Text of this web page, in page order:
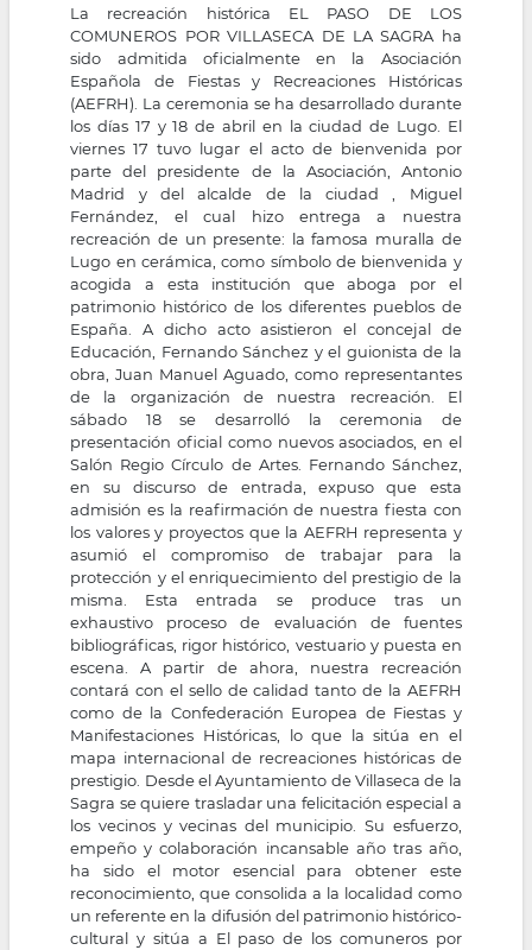
La recreación histórica EL PASO DE LOS
COMUNEROS POR VILLASECA DE LA SAGRA ha
sido admitida oficialmente en la Asociación
Española de Fiestas y Recreaciones Históricas
(AEFRH). La ceremonia se ha desarrollado durante
los días 17 y 18 de abril en la ciudad de Lugo. El
viernes 17 tuvo lugar el acto de bienvenida por
parte del presidente de la Asociación, Antonio
Madrid y del alcalde de la ciudad , Miguel
Fernández, el cual hizo entrega a nuestra
recreación de un presente: la famosa muralla de
Lugo en cerámica, como símbolo de bienvenida y
acogida a esta institución que aboga por el
patrimonio histórico de los diferentes pueblos de
España. A dicho acto asistieron el concejal de
Educación, Fernando Sánchez y el guionista de la
obra, Juan Manuel Aguado, como representantes
de la organización de nuestra recreación. El
sábado 18 se desarrolló la ceremonia de
presentación oficial como nuevos asociados, en el
Salón Regio Círculo de Artes. Fernando Sánchez,
en su discurso de entrada, expuso que esta
admisión es la reafirmación de nuestra fiesta con
los valores y proyectos que la AEFRH representa y
asumió el compromiso de trabajar para la
protección y el enriquecimiento del prestigio de la
misma. Esta entrada se produce tras un
exhaustivo proceso de evaluación de fuentes
bibliográficas, rigor histórico, vestuario y puesta en
escena. A partir de ahora, nuestra recreación
contará con el sello de calidad tanto de la AEFRH
como de la Confederación Europea de Fiestas y
Manifestaciones Históricas, lo que la sitúa en el
mapa internacional de recreaciones históricas de
prestigio. Desde el Ayuntamiento de Villaseca de la
Sagra se quiere trasladar una felicitación especial a
los vecinos y vecinas del municipio. Su esfuerzo,
empeño y colaboración incansable año tras año,
ha sido el motor esencial para obtener este
reconocimiento, que consolida a la localidad como
un referente en la difusión del patrimonio histórico-
cultural y sitúa a El paso de los comuneros por